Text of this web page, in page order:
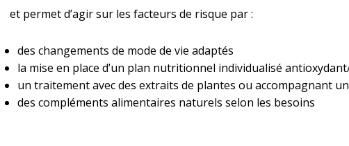
et permet d’agir sur les facteurs de risque par :
des changements de mode de vie adaptés
la mise en place d’un plan nutritionnel individualisé
un traitement avec des extraits de plantes ou accompagnant
des compléments alimentaires naturels selon les besoins